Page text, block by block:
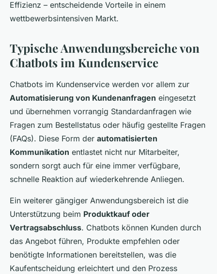
Effizienz – entscheidende Vorteile in einem
wettbewerbsintensiven Markt.
Typische Anwendungsbereiche von
Chatbots im Kundenservice
Chatbots im Kundenservice werden vor allem zur
Automatisierung von Kundenanfragen eingesetzt
und übernehmen vorrangig Standardanfragen wie
Fragen zum Bestellstatus oder häufig gestellte Fragen
(FAQs). Diese Form der automatisierten
Kommunikation entlastet nicht nur Mitarbeiter,
sondern sorgt auch für eine immer verfügbare,
schnelle Reaktion auf wiederkehrende Anliegen.
Ein weiterer gängiger Anwendungsbereich ist die
Unterstützung beim Produktkauf oder
Vertragsabschluss. Chatbots können Kunden durch
das Angebot führen, Produkte empfehlen oder
benötigte Informationen bereitstellen, was die
Kaufentscheidung erleichtert und den Prozess